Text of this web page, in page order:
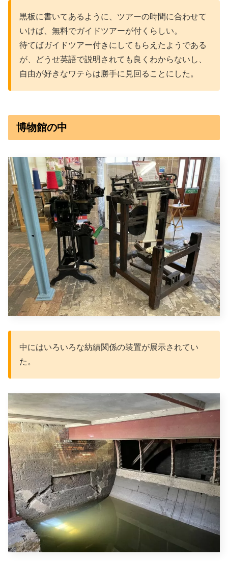
黒板に書いてあるように、ツアーの時間に合わせて
いけば、無料でガイドツアーが付くらしい。
待てばガイドツアー付きにしてもらえたようである
が、どうせ英語で説明されても良くわからないし、
自由が好きなワテらは勝手に見回ることにした。
博物館の中
中にはいろいろな紡績関係の装置が展示されてい
た。